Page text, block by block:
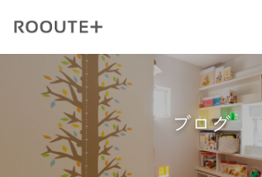
ブログ